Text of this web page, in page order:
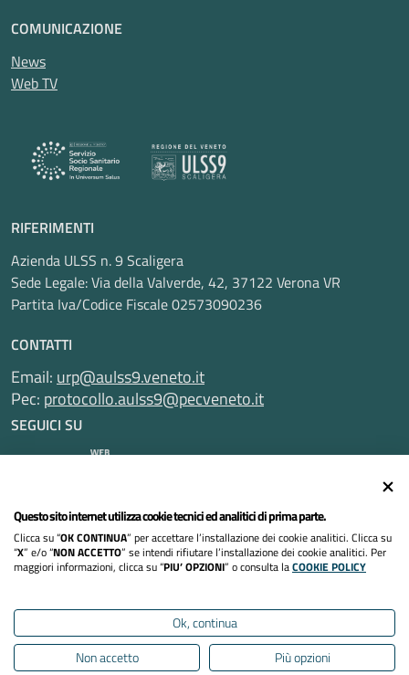
COMUNICAZIONE
News
Web TV
RIFERIMENTI
Azienda ULSS n. 9 Scaligera
Sede Legale: Via della Valverde, 42, 37122 Verona VR
Partita Iva/Codice Fiscale 02573090236
CONTATTI
Email: urp@aulss9.veneto.it
Pec: protocollo.aulss9@pecveneto.it
SEGUICI SU
Informativa privacy
Dichiarazione di accessibilità
Mappa del sito
Questo sito internet utilizza cookie tecnici ed analitici di prima parte.
Clicca su “OK CONTINUA” per accettare l’installazione dei cookie analitici. Clicca su
“X” e/o “NON ACCETTO” se intendi rifiutare l’installazione dei cookie analitici. Per
maggiori informazioni, clicca su “PIU’ OPZIONI” o consulta laCOOKIE POLICY
Ok, continua
Non accetto
Più opzioni